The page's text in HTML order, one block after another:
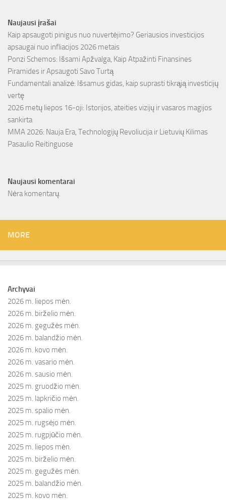
Naujausi įrašai
Kaip apsaugoti pinigus nuo nuvertėjimo? Geriausios investicijos
apsaugai nuo infliacijos 2026 metais
Ponzi Schemos: Išsami Apžvalga, Kaip Atpažinti Finansines
Piramides ir Apsaugoti Savo Turtą
Fundamentali analizė: Išsamus gidas, kaip suprasti tikrąją investicijų
vertę
2026 metų liepos 16-oji: Istorijos, ateities vizijų ir vasaros magijos
sankirta
MMA 2026: Nauja Era, Technologijų Revoliucija ir Lietuvių Kilimas
Pasaulio Reitinguose
Naujausi komentarai
Nėra komentarų.
MORE
Archyvai
2026 m. liepos mėn.
2026 m. birželio mėn.
2026 m. gegužės mėn.
2026 m. balandžio mėn.
2026 m. kovo mėn.
2026 m. vasario mėn.
2026 m. sausio mėn.
2025 m. gruodžio mėn.
2025 m. lapkričio mėn.
2025 m. spalio mėn.
2025 m. rugsėjo mėn.
2025 m. rugpjūčio mėn.
2025 m. liepos mėn.
2025 m. birželio mėn.
2025 m. gegužės mėn.
2025 m. balandžio mėn.
2025 m. kovo mėn.